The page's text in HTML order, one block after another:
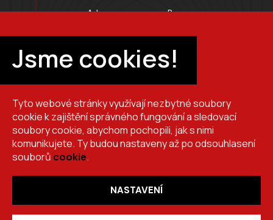
Jsme cookies!
Tyto webové stránky využívají nezbytné soubory
cookie k zajištění správného fungování a sledovací
soubory cookie, abychom pochopili, jak s nimi
komunikujete. Ty budou nastaveny až po odsouhlasení
souborů cookie.
NASTAVENÍ
Adresa provozovny Brno
Pracovní doba
Po–Pá 7:00 – 15:30
+420 725 510 044
obchod@brslik.cz
BRŠLÍK, s.r.o.. Všechna práva vyhrazena.